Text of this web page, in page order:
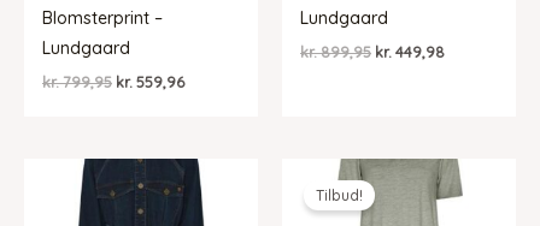
Blomsterprint –
Lundgaard
kr.799,95 Den
kr. 799,95.
kr. 559,96Den
kr. 559,96.
Lundgaard
kr.899,95 Den
kr. 449,98Den
Tilbud!